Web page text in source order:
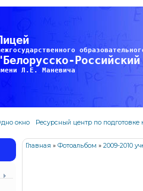
Л.Е. Маневича
окно Ресурсный центр по подготовке
Главная » Фотоальбом » 2009-2010